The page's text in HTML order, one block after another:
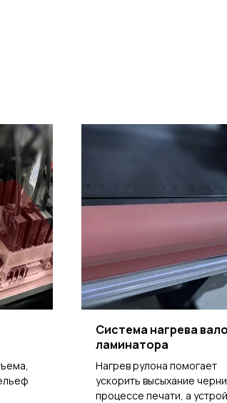
Система нагрева
ламинатора
Нагрев рулона помогает
ускорить высыхание
процессе печати, а